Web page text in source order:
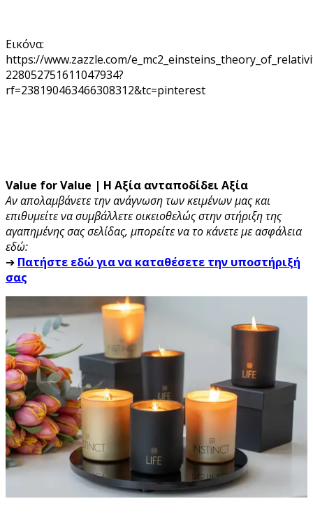
Εικόνα:
https://www.zazzle.com/
228052751611047934?
rf=238190463466308312&tc=pinterest
Value for Value | Η Αξία ανταποδίδει Αξία
Αν απολαμβάνετε την ανάγνωση των κειμένων μας και
επιθυμείτε να συμβάλλετε οικειοθελώς στην στήριξη της
αγαπημένης σας σελίδας, μπορείτε να το κάνετε με ασφάλεια
εδώ:
➔ Πατήστε εδώ για να καταθέσετε την υποστήριξή
σας